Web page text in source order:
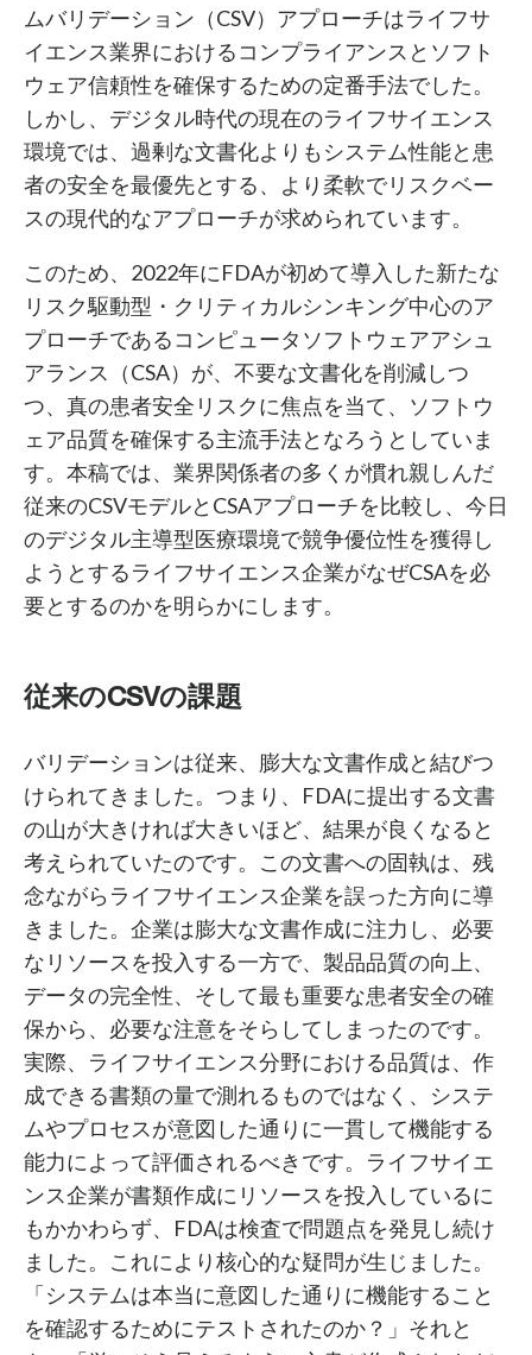
ムバリデーション（CSV）アプローチはライフサ
イエンス業界におけるコンプライアンスとソフト
ウェア信頼性を確保するための定番手法でした。
しかし、デジタル時代の現在のライフサイエンス
環境では、過剰な文書化よりもシステム性能と患
者の安全を最優先とする、より柔軟でリスクベー
スの現代的なアプローチが求められています。
このため、2022年にFDAが初めて導入した新たな
リスク駆動型・クリティカルシンキング中心のア
プローチであるコンピュータソフトウェアアシュ
アランス（CSA）が、不要な文書化を削減しつ
つ、真の患者安全リスクに焦点を当て、ソフトウ
ェア品質を確保する主流手法となろうとしていま
す。本稿では、業界関係者の多くが慣れ親しんだ
従来のCSVモデルとCSAアプローチを比較し、今日
のデジタル主導型医療環境で競争優位性を獲得し
ようとするライフサイエンス企業がなぜCSAを必
要とするのかを明らかにします。
従来のCSVの課題
バリデーションは従来、膨大な文書作成と結びつ
けられてきました。つまり、FDAに提出する文書
の山が大きければ大きいほど、結果が良くなると
考えられていたのです。この文書への固執は、残
念ながらライフサイエンス企業を誤った方向に導
きました。企業は膨大な文書作成に注力し、必要
なリソースを投入する一方で、製品品質の向上、
データの完全性、そして最も重要な患者安全の確
保から、必要な注意をそらしてしまったのです。
実際、ライフサイエンス分野における品質は、作
成できる書類の量で測れるものではなく、システ
ムやプロセスが意図した通りに一貫して機能する
能力によって評価されるべきです。ライフサイエ
ンス企業が書類作成にリソースを投入しているに
もかかわらず、FDAは検査で問題点を発見し続け
ました。これにより核心的な疑問が生じました。
「システムは本当に意図した通りに機能すること
を確認するためにテストされたのか？」それと